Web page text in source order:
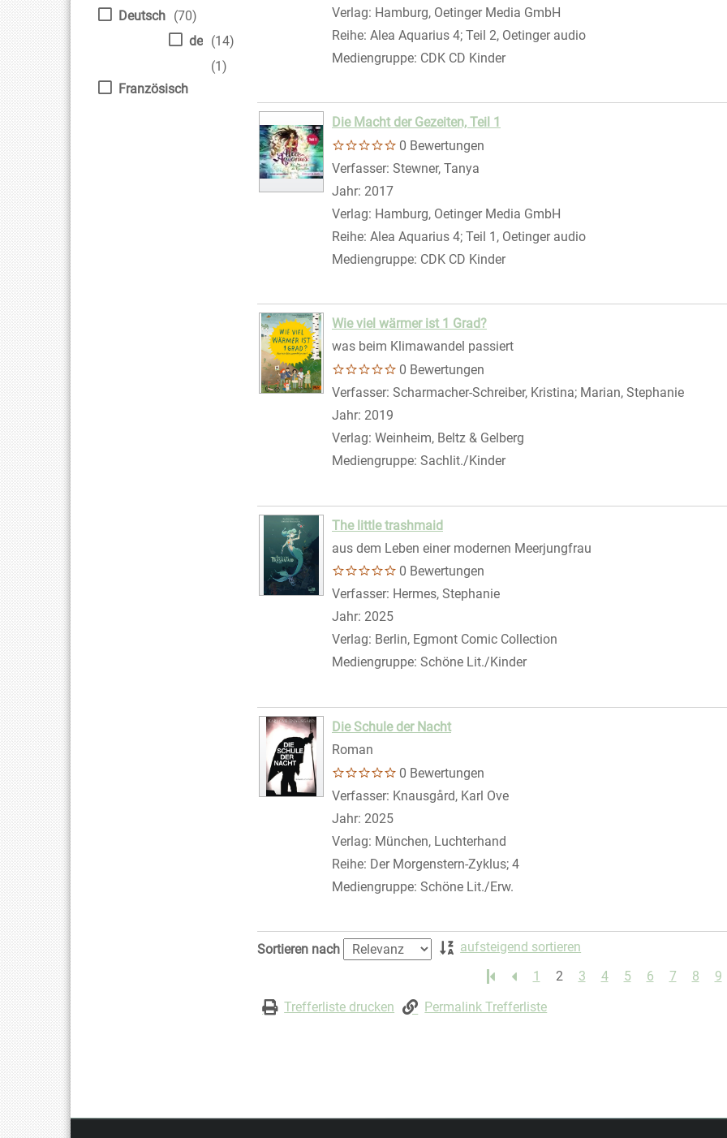
Deutsch (70)
de (14)
Französisch
(1)
Verlag: Hamburg, Oetinger Media GmbH
Reihe: Alea Aquarius 4; Teil 2, Oetinger audio
Mediengruppe: CDK CD Kinder
Die Macht der Gezeiten, Teil 1
0 Bewertungen
Verfasser: Stewner, Tanya
Jahr: 2017
Verlag: Hamburg, Oetinger Media GmbH
Reihe: Alea Aquarius 4; Teil 1, Oetinger audio
Mediengruppe: CDK CD Kinder
Wie viel wärmer ist 1 Grad?
was beim Klimawandel passiert
0 Bewertungen
Verfasser: Scharmacher-Schreiber, Kristina; Marian, Stephanie
Jahr: 2019
Verlag: Weinheim, Beltz & Gelberg
Mediengruppe: Sachlit./Kinder
The little trashmaid
aus dem Leben einer modernen Meerjungfrau
0 Bewertungen
Verfasser: Hermes, Stephanie
Jahr: 2025
Verlag: Berlin, Egmont Comic Collection
Mediengruppe: Schöne Lit./Kinder
Die Schule der Nacht
Roman
0 Bewertungen
Verfasser: Knausgård, Karl Ove
Jahr: 2025
Verlag: München, Luchterhand
Reihe: Der Morgenstern-Zyklus; 4
Mediengruppe: Schöne Lit./Erw.
Zu den Suchfiltern springen
Sortieren nach
aufsteigend sortieren
1
2 3 4 5 6 7 8 9
Trefferliste drucken
Permalink Trefferliste